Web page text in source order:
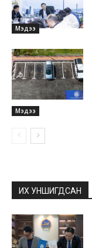
Мэдээ
Мэдээ
ИХ УНШИГДСАН